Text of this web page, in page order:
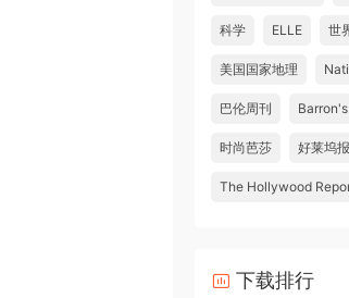
科学 ELLE 世
美国国家地理
巴伦周刊 Barron's
时尚芭莎 好莱坞
The Hollywood
下载排行